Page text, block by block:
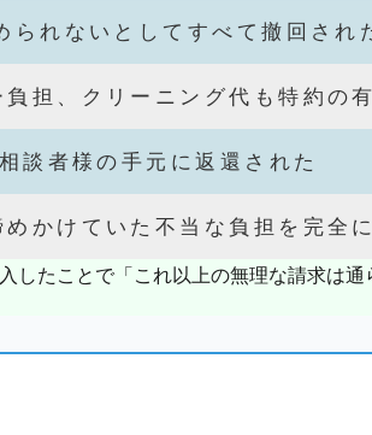
れないとしてすべて撤回され
担、クリーニング代も特約の
談者様の手元に返還された
かけていた不当な負担を完全
たことで「これ以上の無理な請求は